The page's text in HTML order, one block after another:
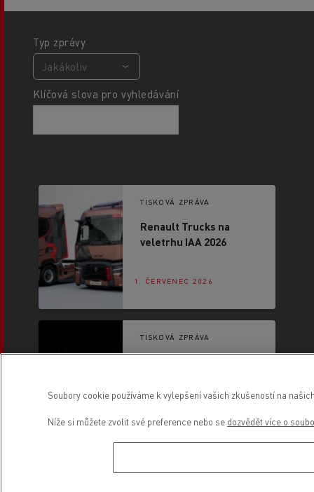
Typ zprávy
Klíčová slova pro vyhledávání
TISKOVÁ ZPRÁVA
Renault Trucks na
veletrhu IAA 2026
1. ČERVENEC 2026
TISKOVÁ ZPRÁVA
spotřeba až o 4 %
3. ČERVEN 2026
TISKOVÁ ZPRÁVA
Soubory cookie používáme k vylepšení vašich zkušeností na
Níže si můžete zvolit své preference nebo se dozvědět více o